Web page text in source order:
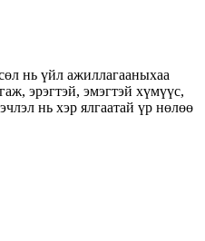
нь үйл ажиллагааныхаа
эрэгтэй, эмэгтэй хүмүүс,
нь хэр ялгаатай үр нөлөө